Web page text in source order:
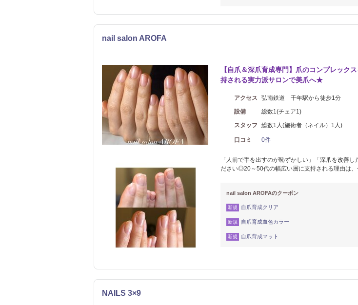
nail salon AROFA
【自爪＆深爪育成専門】爪のコンプレック
持される実力派サロンで美爪へ★
アクセス
弘南鉄道 千年駅から徒歩1分
設備
総数1(チェア1)
スタッフ
総数1人(施術者（ネイル）1人)
口コミ 0件
「人前で手を出すのが恥ずかしい」「深爪を改善
ださい◎20～50代の幅広い層に支持される理由は
nail salon AROFAのクーポン
新規 自爪育成クリア
新規 自爪育成血色カラー
新規 自爪育成マット
NAILS 3×9